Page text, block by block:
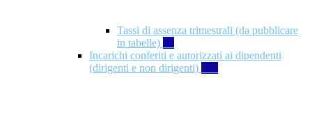
Tassi di assenza trimestrali (da pubblicare
in tabelle) 12
Incarichi conferiti e autorizzati ai dipendenti
(dirigenti e non dirigenti) 490